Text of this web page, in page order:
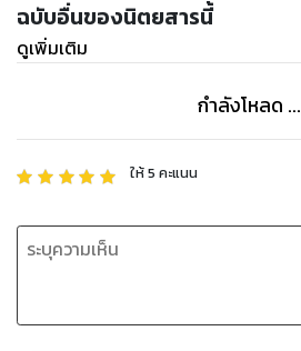
ฉบับอื่นของนิตยสารนี้
ดูเพิ่มเติม
กำลังโหลด ...
ให้5 คะแนน